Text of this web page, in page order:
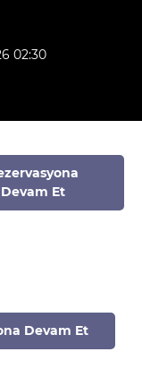
02:30
Devam Et
Devam Et